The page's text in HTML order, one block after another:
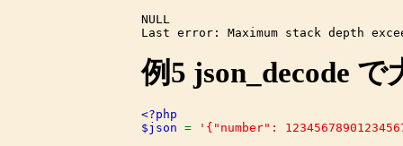
NULL
例5 json_decode で
<?php
$json =
'{"number":